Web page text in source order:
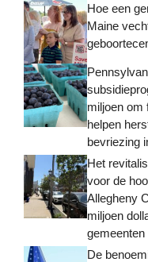
Hoe een
Maine
miljoen om
helpen
bevriezing
Het
voor de
Allegheny
miljoen
gemeenten
De